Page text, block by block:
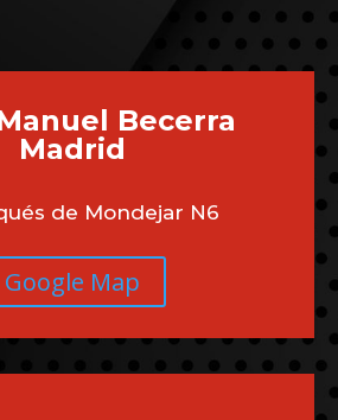
Becerra
Madrid
de Mondejar N6
Google Map